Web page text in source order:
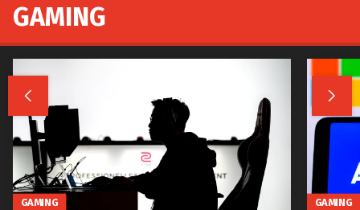
GAMING
 
GAMING GAMING